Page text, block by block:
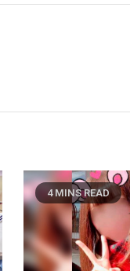
4 MINS READ